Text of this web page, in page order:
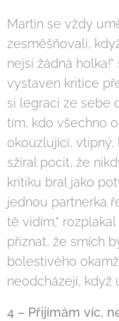
Martin se vždy
zesměšňovali,
nejsi žádná
vystaven kritice
si legraci ze sebe
tím, kdo všechno
okouzlující, vtipný,
sžíral pocit, že
kritiku bral jako
jednou partnerka
tě vidím,"
přiznat, že smích
bolestivého
neodcházejí, když
4 – Přijímám víc,